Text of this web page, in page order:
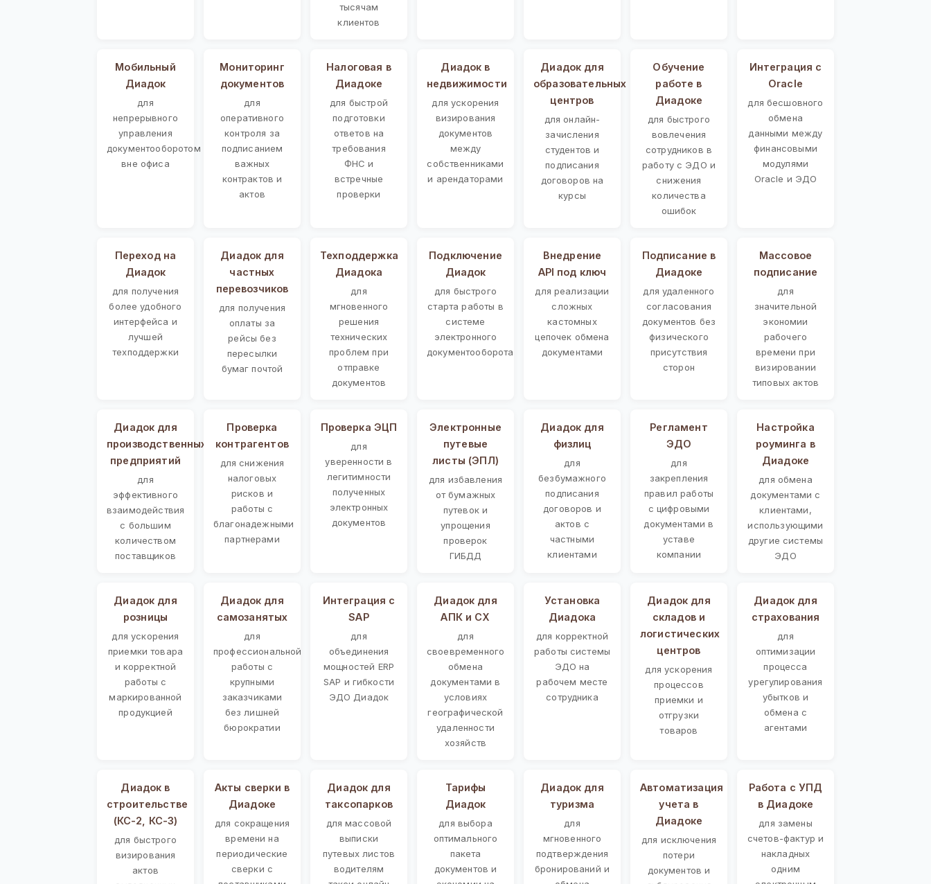
тысячам
клиентов
Мобильный
Диадок
для
непрерывного
управления
документооборотом
вне офиса
Мониторинг
документов
для
оперативного
контроля за
подписанием
важных
контрактов и
актов
Налоговая в
Диадоке
для быстрой
подготовки
ответов на
требования
ФНС и
встречные
проверки
Диадок в
недвижимости
для ускорения
визирования
документов
между
собственниками
и арендаторами
Диадок для
образовательных
центров
для онлайн-
зачисления
студентов и
подписания
договоров на
курсы
Обучение
работе в
Диадоке
для быстрого
вовлечения
сотрудников в
работу с ЭДО и
снижения
количества
ошибок
Интеграция с
Oracle
для бесшовного
обмена
данными между
финансовыми
модулями
Oracle и ЭДО
Переход на
Диадок
для получения
более удобного
интерфейса и
лучшей
техподдержки
Диадок для
частных
перевозчиков
для получения
оплаты за
рейсы без
пересылки
бумаг почтой
Техподдержка
Диадока
для
мгновенного
решения
технических
проблем при
отправке
документов
Подключение
Диадок
для быстрого
старта работы в
системе
электронного
документооборота
Внедрение
API под ключ
для реализации
сложных
кастомных
цепочек обмена
документами
Подписание в
Диадоке
для удаленного
согласования
документов без
физического
присутствия
сторон
Массовое
подписание
для
значительной
экономии
рабочего
времени при
визировании
типовых актов
Диадок для
производственных
предприятий
для
эффективного
взаимодействия
с большим
количеством
поставщиков
Проверка
контрагентов
для снижения
налоговых
рисков и
работы с
благонадежными
партнерами
Проверка ЭЦП
для
уверенности в
легитимности
полученных
электронных
документов
Электронные
путевые
листы (ЭПЛ)
для избавления
от бумажных
путевок и
упрощения
проверок
ГИБДД
Диадок для
физлиц
для
безбумажного
подписания
договоров и
актов с
частными
клиентами
Регламент
ЭДО
для
закрепления
правил работы
с цифровыми
документами в
уставе
компании
Настройка
роуминга в
Диадоке
для обмена
документами с
клиентами,
использующими
другие системы
ЭДО
Диадок для
розницы
для ускорения
приемки товара
и корректной
работы с
маркированной
продукцией
Диадок для
самозанятых
для
профессиональной
работы с
крупными
заказчиками
без лишней
бюрократии
Интеграция с
SAP
для
объединения
мощностей ERP
SAP и гибкости
ЭДО Диадок
Диадок для
АПК и СХ
для
своевременного
обмена
документами в
условиях
географической
удаленности
хозяйств
Установка
Диадока
для корректной
работы системы
ЭДО на
рабочем месте
сотрудника
Диадок для
складов и
логистических
центров
для ускорения
процессов
приемки и
отгрузки
товаров
Диадок для
страхования
для
оптимизации
процесса
урегулирования
убытков и
обмена с
агентами
Диадок в
строительстве
(КС-2, КС-3)
для быстрого
визирования
актов
Акты сверки в
Диадоке
для сокращения
времени на
периодические
сверки с
Диадок для
таксопарков
для массовой
выписки
путевых листов
водителям
Тарифы
Диадок
для выбора
оптимального
пакета
документов и
Диадок для
туризма
для
мгновенного
подтверждения
бронирований и
Автоматизация
учета в
Диадоке
для исключения
потери
документов и
Работа с УПД
в Диадоке
для замены
счетов-фактур и
накладных
одним